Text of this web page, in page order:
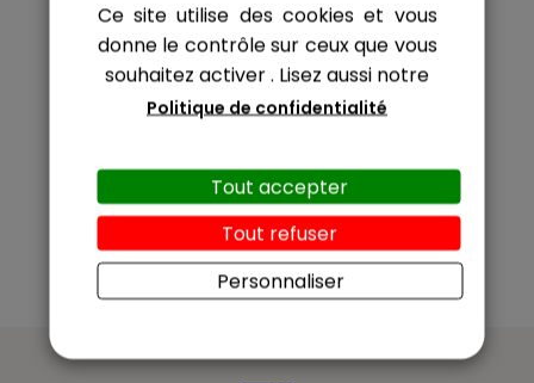
Ce site utilise des cookies et vous
donne le contrôle sur ceux que vous
souhaitez activer. Lisez aussi notre
Politique de confidentialité
Personnaliser
Tout refuser
Tout accepter